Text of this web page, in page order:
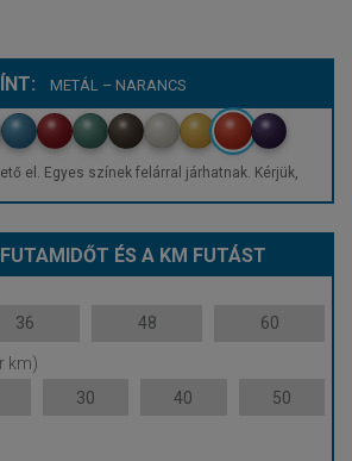
METÁL – NARANCS
el. Egyes színek felárral járhatnak. Kérjük,
ÉS A KM FUTÁST
36 48 60
km)
30 40 50